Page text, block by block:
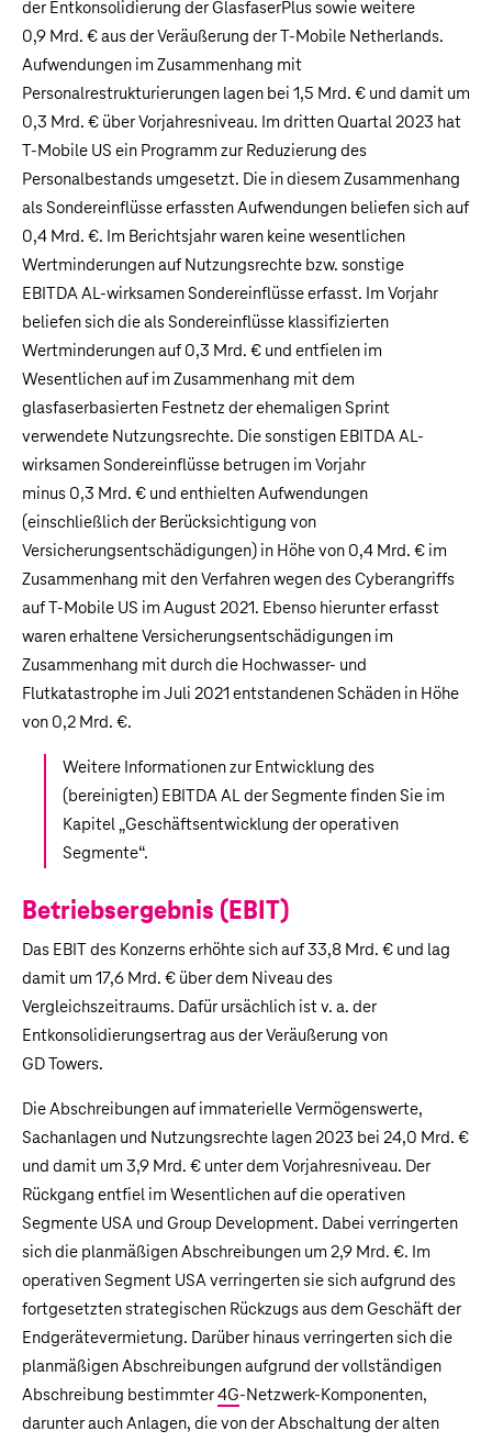
der Entkonsolidierung der GlasfaserPlus sowie weitere
0,9 Mrd. €aus der Veräußerung der T‑Mobile Netherlands.
Aufwendungen im Zusammenhang mit
Personalrestrukturierungen lagen bei 1,5 Mrd. € und damit um
0,3 Mrd. € über Vorjahresniveau. Im dritten Quartal 2023 hat
T‑Mobile US ein Programm zur Reduzierung des
Personalbestands umgesetzt. Die in diesem Zusammenhang
als Sondereinflüsse erfassten Aufwendungen beliefen sich auf
0,4 Mrd. €. Im Berichtsjahr waren keine wesentlichen
Wertminderungen auf Nutzungsrechte bzw. sonstige
EBITDA AL-wirksamen Sondereinflüsse erfasst. Im Vorjahr
beliefen sich die als Sondereinflüsse klassifizierten
Wertminderungen auf0,3 Mrd. € und entfielen im
Wesentlichen auf im Zusammenhang mit dem
glasfaserbasierten Festnetz der ehemaligen Sprint
verwendete Nutzungsrechte. Die sonstigen EBITDA AL-
wirksamen Sondereinflüsse betrugen im Vorjahr
minus 0,3 Mrd. € und enthielten Aufwendungen
(einschließlich der Berücksichtigung von
Versicherungsentschädigungen) in Höhe von 0,4 Mrd. € im
Zusammenhang mit den Verfahren wegen des Cyberangriffs
auf T‑Mobile US im August 2021. Ebenso hierunter erfasst
waren erhaltene Versicherungsentschädigungen im
Zusammenhang mit durch die Hochwasser- und
Flutkatastrophe im Juli 2021 entstandenen Schäden in Höhe
von 0,2 Mrd. €.
Weitere Informationen zur Entwicklung des
(bereinigten) EBITDA AL der Segmente finden Sie im
Kapitel „Geschäftsentwicklung der operativen
Segmente“.
Betriebsergebnis (EBIT)
Das EBIT des Konzerns erhöhte sich auf33,8 Mrd. € und lag
damit um 17,6 Mrd. € über dem Niveau des
Vergleichszeitraums. Dafür ursächlich ist v. a. der
Entkonsolidierungsertrag aus der Veräußerung von
GD Towers.
Die Abschreibungen auf immaterielle Vermögenswerte,
Sachanlagen und Nutzungsrechte lagen 2023 bei 24,0 Mrd. €
und damit um 3,9 Mrd. € unter dem Vorjahresniveau. Der
Rückgang entfiel im Wesentlichen auf die operativen
Segmente USA und Group Development. Dabei verringerten
sich die planmäßigen Abschreibungen um 2,9 Mrd. €. Im
operativen Segment USA verringerten sie sich aufgrund des
fortgesetzten strategischen Rückzugs aus dem Geschäft der
Endgerätevermietung. Darüber hinaus verringerten sich die
planmäßigen Abschreibungen aufgrund der vollständigen
Abschreibung bestimmter4G-Netzwerk-Komponenten,
darunter auch Anlagen, die von der Abschaltung der alten